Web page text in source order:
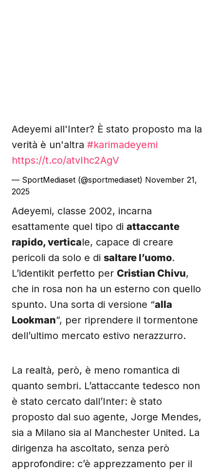
Adeyemi all'Inter? È stato proposto ma la
verità è un'altra #karimadeyemi
https://t.co/atvIhc2AgV
— SportMediaset (@sportmediaset) November 21,
2025
Adeyemi, classe 2002, incarna
esattamente quel tipo di attaccante
rapido, verticale, capace di creare
pericoli da solo e di saltare l’uomo.
L’identikit perfetto per Cristian Chivu,
che in rosa non ha un esterno con quello
spunto. Una sorta di versione “alla
Lookman”, per riprendere il tormentone
dell’ultimo mercato estivo nerazzurro.
La realtà, però, è meno romantica di
quanto sembri. L’attaccante tedesco non
è stato cercato dall’Inter: è stato
proposto dal suo agente, Jorge Mendes,
sia a Milano sia al Manchester United. La
dirigenza ha ascoltato, senza però
approfondire: c’è apprezzamento per il